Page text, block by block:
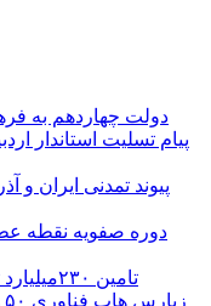
دولت چهاردهم به
تامین ۲۳۰میلیارد تومان برای تکمیل تالار شهر اردبیل